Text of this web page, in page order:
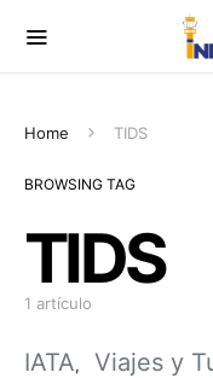
Home TIDS
BROWSING TAG
TIDS
1 artículo
IATA Viajes y